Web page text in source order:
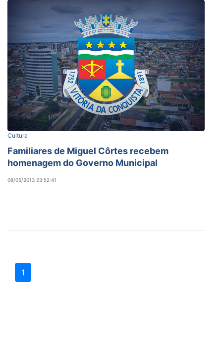
Cultura
Familiares de Miguel Côrtes recebem
homenagem do Governo Municipal
08/05/2013 23:52:41
1